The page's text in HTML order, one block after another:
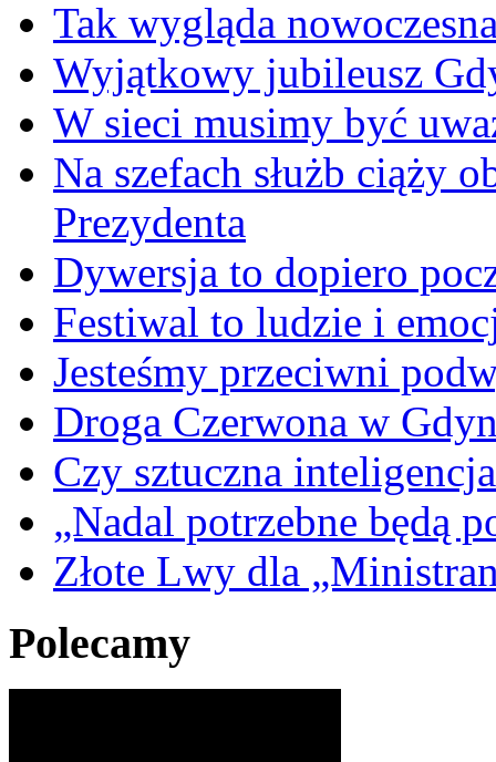
Tak wygląda
Wyjątkowy jubileusz
W sieci musimy być
Na szefach służb ciąży
Prezydenta
Dywersja to dopiero
Festiwal to ludzie i
Jesteśmy przeciwni
Droga Czerwona w
Czy sztuczna
„Nadal potrzebne będą
Złote Lwy dla
Polecamy